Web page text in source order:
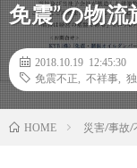
免震”の物流
2018.10.19 12:45:30
免震不正
不祥事
HOME 災害/事故/